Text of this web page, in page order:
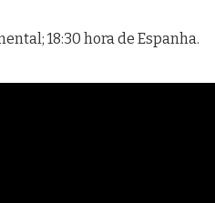
18:30 hora de Espanha.